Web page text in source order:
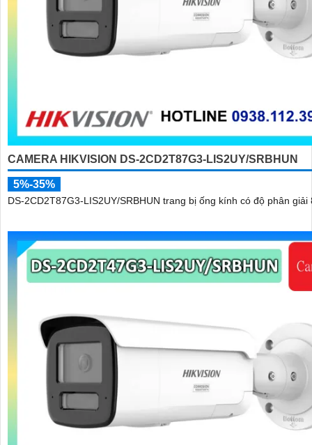
CAMERA HIKVISION DS-2CD2T87G3-LIS2UY/SRBHUN
5%-35%
DS-2CD2T87G3-LIS2UY/SRBHUN trang bị ống kính có độ phân giải